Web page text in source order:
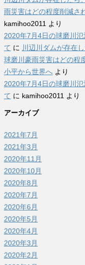
雨災害はどの程度削減さ
kamihoo2011 より
2020年7月4日の球磨川
て に 川辺川ダムが存在
球磨川豪雨災害はどの程
小平から世界へ より
2020年7月4日の球磨川
て に kamihoo2011 より
アーカイブ
2021年7月
2021年3月
2020年11月
2020年10月
2020年8月
2020年7月
2020年6月
2020年5月
2020年4月
2020年3月
2020年2月